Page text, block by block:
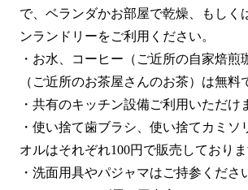
で、ベランダかお部屋で乾燥、もしく
ンランドリーをご利用ください。
・お水、コーヒー（ご近所の自家焙煎
（ご近所のお茶屋さんのお茶）は無料
・共有のキッチン設備ご利用いただけ
・使い捨て歯ブラシ、使い捨てカミソ
オルはそれぞれ100円で販売しておりま
・洗面用具やパジャマはご持参くださ